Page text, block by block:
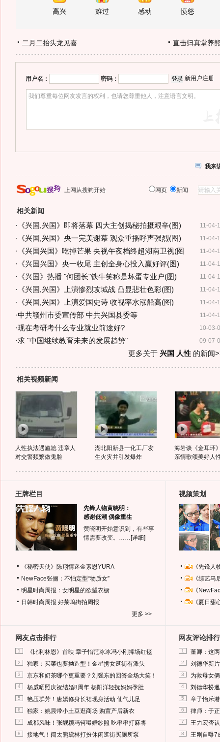
高兴 难过 感动 愤怒
二月二抬头龙见喜 直击归真堂养
用户名： 密码： 新用户注册
我来
上网从搜狗开始 网页 新闻
相关新闻
11-04-
· 《兴国,兴国》即将落幕 四大主创揭秘拍摄艰辛(图)
11-04-
· 《兴国,兴国》央一完美谢幕 观众重播呼声强烈(图)
11-04-
· 《兴国兴国》吃掉芒果 央视午夜档终超湖南卫视(图
11-04-
· 《兴国兴国》央一收尾 主创全身心投入赢好评(图)
11-04-
· 《兴国》热播 "何团长"铁牛笑称是坏蛋专业户(图)
11-04-
· 《兴国,兴国》上演惨烈攻城战 凸显悲壮色彩(图)
11-04-
· 《兴国,兴国》上演爱国史诗 收视率水涨船高(图)
11-04-
·中共赣州市委宣传部 中共兴国县委等
10-03-
·现在考研考什么专业就业前途好?
09-07-
·求 "中国继续教育未来的发展趋势"
更多关于 兴国 人性的新闻
相关视频新闻
人性执法遇尴尬 违章人
对交警频繁做鬼脸
湖北阳新县一化工厂发
生火灾并引发爆炸
海岩谈《金耳环
亲情歌颂美好人
王牌栏目
先锋人物黄晓明：
感谢低潮 偶像重生
黄晓明开始意识到，有些事
情需要改变。…… [详细]
《秘密天使》陈翔情迷金素恩YURA
NewFace张俪：不怕定型“物质女”
明星时尚周报：女明星的欲望衣橱
日韩时尚周报 好莱坞街拍周报
更多 >>
视频策划
《先锋
《综艺
《
《夏日
网友点击排行
1 《比利林恩》首映 章子怡范冰冰冯小刚捧场红毯
2 独家：买菜也要拗造型！金星携女逛街有派头
3 京东和奶茶哪个更重要？刘强东的回答全场大笑！
4 杨威晒照庆祝结婚8周年 杨阳洋轻抚妈妈孕肚
5 艳压群芳！唐嫣修身长裙现身活动 仙气儿足
6 独家：姚晨带小土豆逛商场 购置产后新衣
7 成都风味！张靓颖冯轲曝婚纱照 吃串串打麻将
8 接地气！阔太熊黛林打扮休闲逛街买厕所泵
网友评论排行
1 董卿：这
2 刘德华新
3 为救母女
4 刘德华扮
5 章子怡斥
6 律师：于
7 王力宏否
8 王刚自曝7